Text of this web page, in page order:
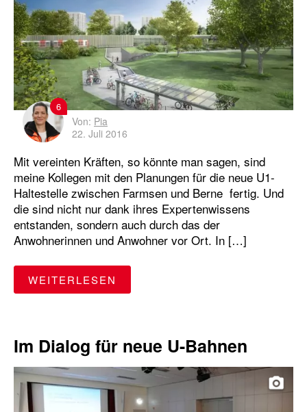
6
Von: Pia
22. Juli 2016
Mit vereinten Kräften, so könnte man sagen, sind
meine Kollegen mit den Planungen für die neue U1-
Haltestelle zwischen Farmsen und Berne fertig. Und
die sind nicht nur dank ihres Expertenwissens
entstanden, sondern auch durch das der
Anwohnerinnen und Anwohner vor Ort. In […]
WEITERLESEN
Im Dialog für neue U-Bahnen